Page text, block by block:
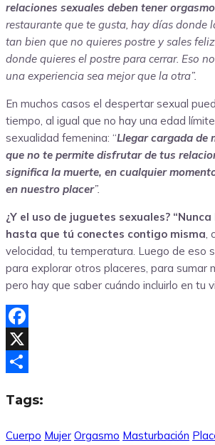
relaciones sexuales deben tener
restaurante que te gusta, hay días donde
tan bien que no quieres postre y sales
donde quieres el postre para cerrar. Eso
una experiencia sea mejor que la otra”.
En muchos casos el despertar sexual
tiempo, al igual que no hay una edad
sexualidad femenina: “Llegar cargada de
que no te permite disfrutar de tus
significa la muerte, en cualquier
en nuestro placer”.
¿Y el uso de juguetes sexuales?
hasta que tú conectes contigo misma,
velocidad, tu temperatura. Luego de eso
para explorar otros placeres, para sumar
pero hay que saber cuándo incluirlo en tu
Facebook
X
Tags:
Cuerpo Mujer Orgasmo Masturbación